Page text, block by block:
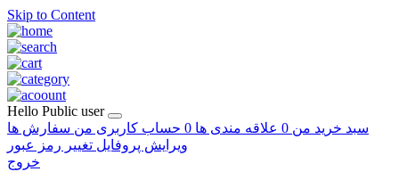
Skip to Content
Hello Public user
سبد خرید من 0 علاقه مندی ها 0 حساب کاربری من سفارش ها
ویرایش پروفایل تغییر رمز عبور
خروج